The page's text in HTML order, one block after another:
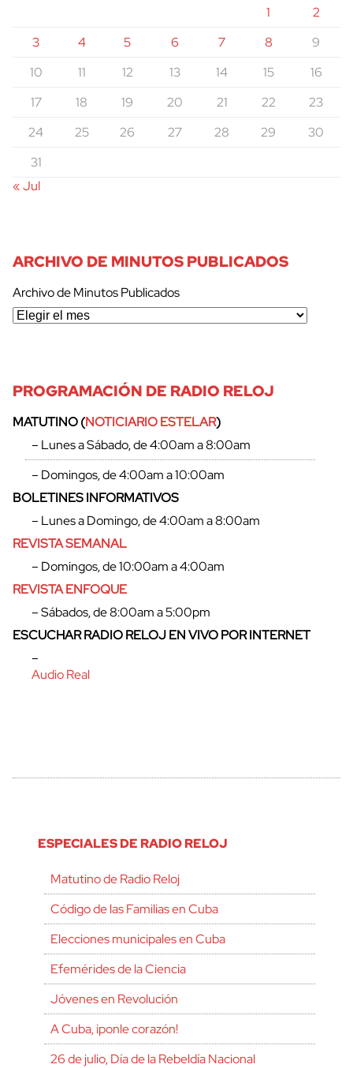
1
2
3
4 5 6 7 8
9
10
11 12 13 14 15
16
17
18 19 20 21 22
23
24
25 26 27 28 29
30
31
« Jul
ARCHIVO DE MINUTOS PUBLICADOS
Archivo de Minutos Publicados
PROGRAMACIÓN DE RADIO RELOJ
MATUTINO (NOTICIARIO ESTELAR)
– Lunes a Sábado, de 4:00am a 8:00am
– Domingos, de 4:00am a 10:00am
BOLETINES INFORMATIVOS
– Lunes a Domingo, de 4:00am a 8:00am
REVISTA SEMANAL
– Domingos, de 10:00am a 4:00am
REVISTA ENFOQUE
– Sábados, de 8:00am a 5:00pm
ESCUCHAR RADIO RELOJ EN VIVO POR INTERNET
–
Audio Real
ESPECIALES DE RADIO RELOJ
Matutino de Radio Reloj
Código de las Familias en Cuba
Elecciones municipales en Cuba
Efemérides de la Ciencia
Jóvenes en Revolución
A Cuba, ¡ponle corazón!
26 de julio, Día de la Rebeldía Nacional